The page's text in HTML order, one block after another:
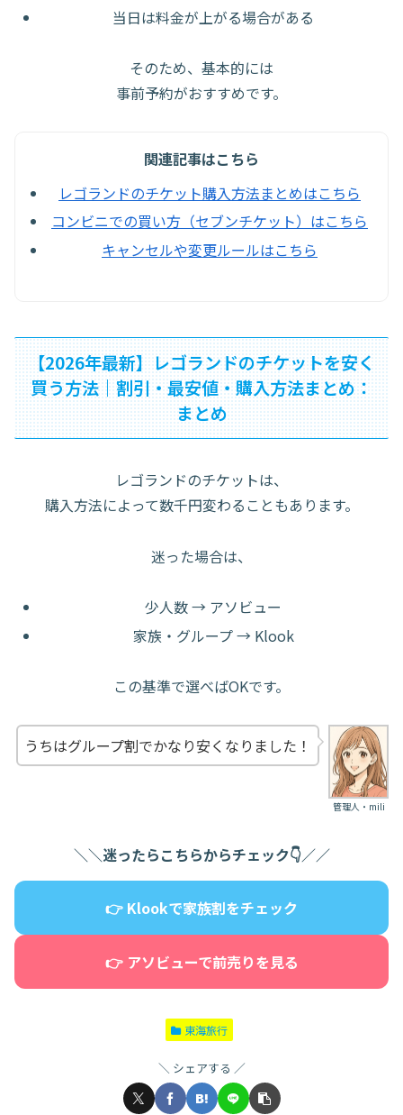
当日は料金が上がる場合がある
そのため、基本的には
事前予約がおすすめです。
関連記事はこちら
レゴランドのチケット購入方法まとめはこちら
コンビニでの買い方（セブンチケット）はこちら
キャンセルや変更ルールはこちら
【2026年最新】レゴランドのチケットを安く
買う方法｜割引・最安値・購入方法まとめ：
まとめ
レゴランドのチケットは、
購入方法によって数千円変わることもあります。
迷った場合は、
少人数 → アソビュー
家族・グループ → Klook
この基準で選べばOKです。
管理人・mili
うちはグループ割でかなり安くなりました！
＼＼迷ったらこちらからチェック👇／／
👉 Klookで家族割をチェック
👉 アソビューで前売りを見る
東海旅行
シェアする